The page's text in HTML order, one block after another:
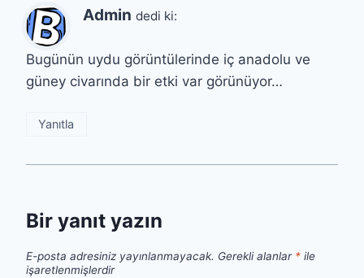
Admin dedi ki:
Bugünün uydu görüntülerinde iç anadolu ve
güney civarında bir etki var görünüyor…
Yanıtla
Bir yanıt yazın
E-posta adresiniz yayınlanmayacak. Gerekli alanlar * ile
işaretlenmişlerdir